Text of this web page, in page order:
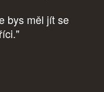
bys měl jít se